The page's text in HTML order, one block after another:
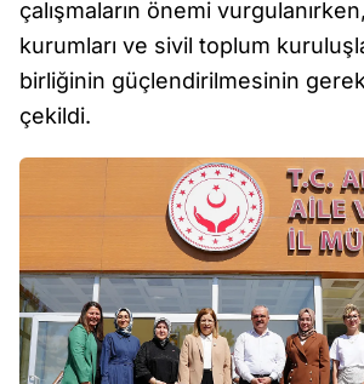
çalışmaların önemi
kurumları ve sivil toplum
birliğinin güçlendirilmesinin
çekildi.